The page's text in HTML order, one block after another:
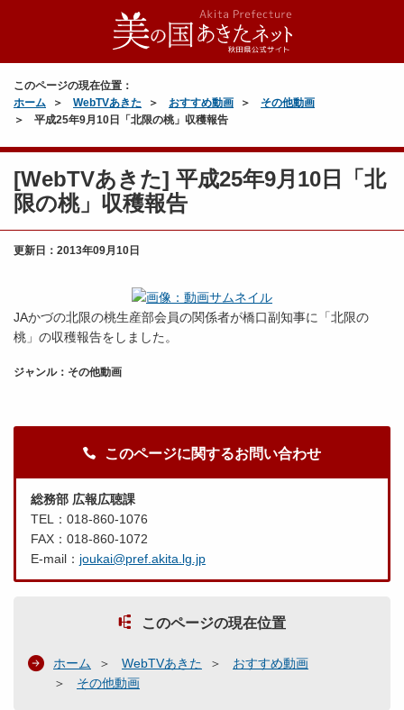
このページの現在位置：
ホーム
WebTVあきた おすすめ動画
その他動画
平成25年9月10日「北限の桃」収穫報告
[WebTVあきた] 平成25年9月10日「北
限の桃」収穫報告
更新日： 2013年09月10日
JAかづの北限の桃生産部会員の関係者が橋口副知事に「北限の
桃」の収穫報告をしました。
ジャンル：その他動画
このページに関するお問い合わせ
総務部 広報広聴課
TEL：018-860-1076
FAX：018-860-1072
E-mail： joukai@pref.akita.lg.jp
このページの現在位置
ホーム WebTVあきた
おすすめ動画
その他動画